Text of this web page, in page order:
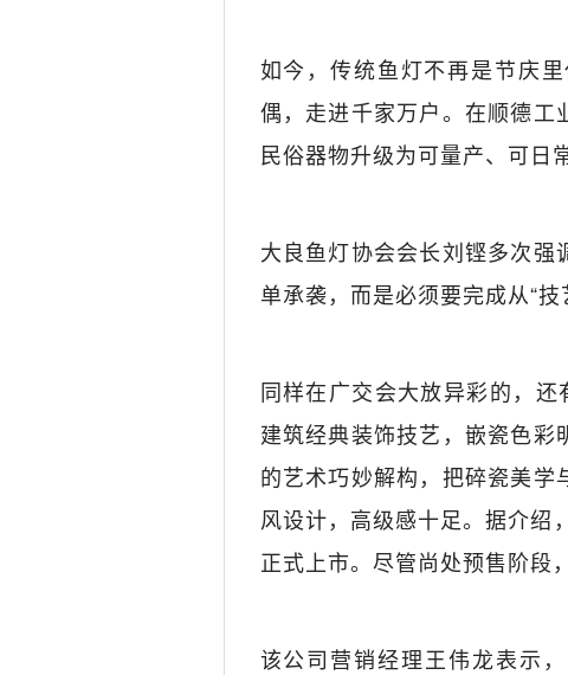
如今，传统鱼灯不再是节庆
偶，走进千家万户。在顺德工
民俗器物升级为可量产、可日
大良鱼灯协会会长刘铿多次
单承袭，而是必须要完成从“技
同样在广交会大放异彩的，
建筑经典装饰技艺，嵌瓷色彩
的艺术巧妙解构，把碎瓷美
风设计，高级感十足。据介绍
正式上市。尽管尚处预售阶段
该公司营销经理王伟龙表示